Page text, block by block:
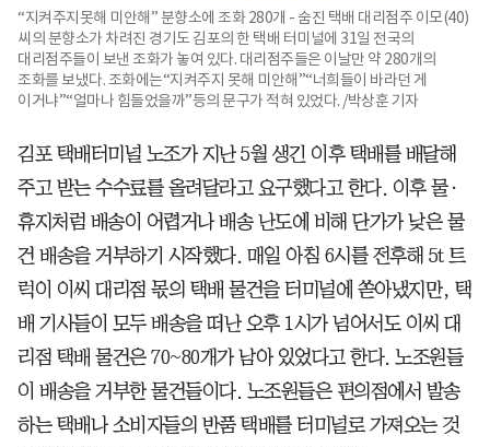
“지켜주지못해 미안해” 분향소에 조화 280개 - 숨진 택배 대리점주 이모(40)
씨의 분향소가 차려진 경기도 김포의 한 택배 터미널에 31일 전국의
대리점주들이 보낸 조화가 놓여 있다. 대리점주들은 이날만 약 280개의
조화를 보냈다. 조화에는“지켜주지 못해 미안해”“너희들이 바라던 게
이거냐”“얼마나 힘들었을까”등의 문구가 적혀 있었다. /박상훈 기자
김포 택배터미널 노조가 지난 5월 생긴 이후 택배를 배달해
주고 받는 수수료를 올려달라고 요구했다고 한다. 이후 물·
휴지처럼 배송이 어렵거나 배송 난도에 비해 단가가 낮은 물
건 배송을 거부하기 시작했다. 매일 아침 6시를 전후해 5t 트
럭이 이씨 대리점 몫의 택배 물건을 터미널에 쏟아냈지만, 택
배 기사들이 모두 배송을 떠난 오후 1시가 넘어서도 이씨 대
리점 택배 물건은 70~80개가 남아 있었다고 한다. 노조원들
이 배송을 거부한 물건들이다. 노조원들은 편의점에서 발송
하는 택배나 소비자들의 반품 택배를 터미널로 가져오는 것